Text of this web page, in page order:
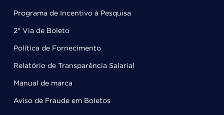
Programa de Incentivo à Pesquisa
2° Via de Boleto
Política de Fornecimento
Relatório de Transparência Salarial
Manual de marca
Aviso de Fraude em Boletos